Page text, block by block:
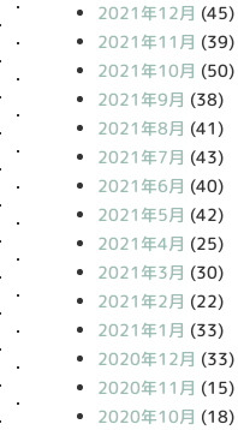
2021年12月 (45)
2021年11月 (39)
2021年10月 (50)
2021年9月 (38)
2021年8月 (41)
2021年7月 (43)
2021年6月 (40)
2021年5月 (42)
2021年4月 (25)
2021年3月 (30)
2021年2月 (22)
2021年1月 (33)
2020年12月 (33)
2020年11月 (15)
2020年10月 (18)